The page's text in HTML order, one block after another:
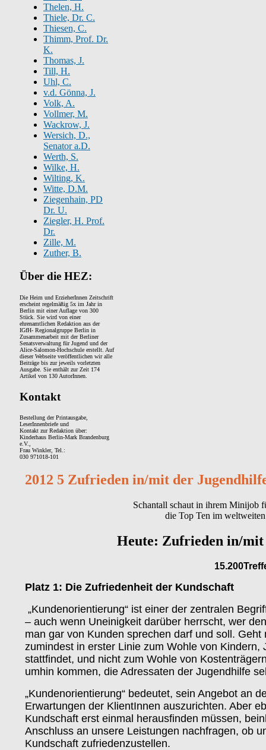
Thelen, H.
Thiele, Dr. C.
Thiesen, C.
Thimm, Prof. Dr.
K.
Thomas, J.
Till, H.
Uhl, C.
v.d. Gönna, J.
Volk, A.
Vollmer, M.
Wackrow, J.
Wersich, D.,
Senator a.D.
Werth, S.
Wilke, H.
Wilting, K.
Witte, D.M.
Ziegenhain, PD
Dr. U.
Ziegler, H. Prof.
Dr.
Zille, M.
Zuther, B.
Über die HEZ:
Die Heim und ErzieherInnen Zeitschrift
erscheint regelmäßig 5x im Jahr in
Berlin mit einer Auflage von 300
Stück. Sie wird von einer
ehrenamtlichen Redaktion aus der
IGfH- Regionalgruppe Berlin in
Zusammenarbeit mit der Berliner
Senatsverwaltung für Jugend und der
Alice-Salomon-Hochschule erstellt. Auf
dieser Webseite veröffentlichen wir alle
Beiträge bis zur jeweils vorletzten
Ausgabe. Sie enthält zur Zeit 174
Artikel von 130 AutorInnen.
Kontakt
Bestellung der Printausgabe,
LeserInnenbriefe und
Kontakt zur Redaktion über:
Kinderhaus Berlin-Mark Brandenburg
e.V.,
Frau Winkler, Tel.:
030 971018-101
2012 5 Zufrieden in/mit der
Schantall schaut in ihrem Minijob
die Top Ten im
Heute: Zufrieden in/mit
Platz 1: Die Zufriedenheit der Kundschaft
„Kundenorientierung“ ist einer der zentralen
– auch wenn Uneinigkeit darüber herrscht, wer
man gar von Kunden sprechen darf und soll.
zumindest in erster Linie zum Wohle von Kindern,
stattfindet, und nicht zum Wohle von
umhin kommen, die Adressaten der Jugendhilfe
„Kundenorientierung“ bedeutet, sein Angebot an
Erwartungen der KlientInnen auszurichten. Aber
Kundschaft erst einmal herausfinden müssen,
Anschluss an unsere Leistungen nachfragen, ob
Kundschaft zufriedenzustellen.